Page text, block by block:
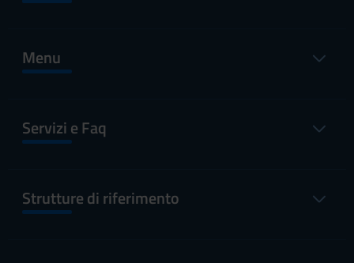
Menu
Servizi e Faq
Strutture di riferimento